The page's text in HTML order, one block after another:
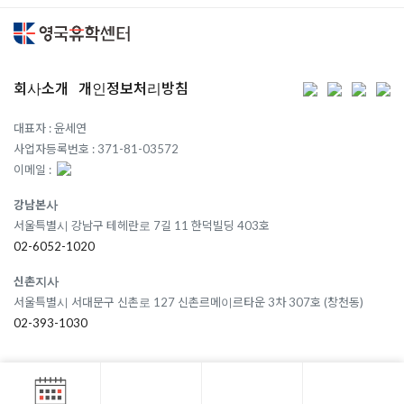
회사소개 개인정보처리방침
대표자 : 윤세연
사업자등록번호 : 371-81-03572
이메일 :
강남본사
서울특별시 강남구 테헤란로 7길 11 한덕빌딩 403호
02-6052-1020
신촌지사
서울특별시 서대문구 신촌로 127 신촌르메이르타운 3차 307호 (창천동)
02-393-1030